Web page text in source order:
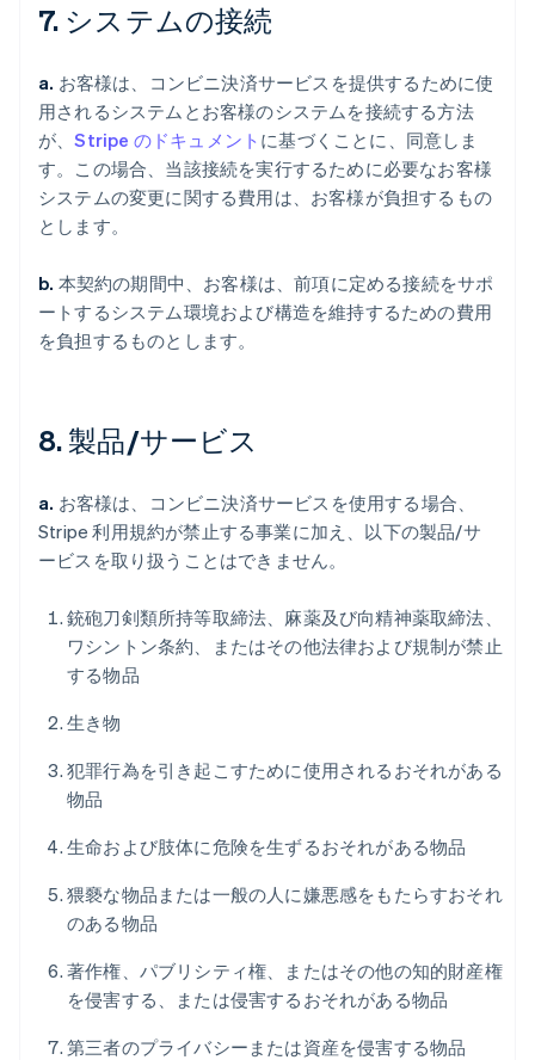
7. システムの接続
a. お客様は、コンビニ決済サービスを提供するために使
用されるシステムとお客様のシステムを接続する方法
が、Stripe のドキュメント に基づくことに、同意しま
す。この場合、当該接続を実行するために必要なお客様
システムの変更に関する費用は、お客様が負担するもの
とします。
b. 本契約の期間中、お客様は、前項に定める接続をサポ
ートするシステム環境および構造を維持するための費用
を負担するものとします。
8. 製品/サービス
a. お客様は、コンビニ決済サービスを使用する場合、
Stripe 利用規約が禁止する事業に加え、以下の製品/サ
ービスを取り扱うことはできません。
銃砲刀剣類所持等取締法、麻薬及び向精神薬取締法、
ワシントン条約、またはその他法律および規制が禁止
する物品
生き物
犯罪行為を引き起こすために使用されるおそれがある
物品
生命および肢体に危険を生ずるおそれがある物品
猥褻な物品または一般の人に嫌悪感をもたらすおそれ
のある物品
著作権、パブリシティ権、またはその他の知的財産権
を侵害する、または侵害するおそれがある物品
第三者のプライバシーまたは資産を侵害する物品